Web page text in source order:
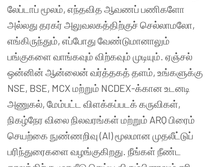
லேப்டாப் மூலம், எந்தவித ஆவணப் பணிகளோ
அல்லது தரகர் அலுவலகத்திற்குச் செல்லாமலோ,
எங்கிருந்தும், எப்போது வேண்டுமானாலும்
பங்குகளை வாங்கவும் விற்கவும் முடியும். ஏஞ்சல்
ஒன்னின் ஆன்லைன் வர்த்தகத் தளம், உங்களுக்கு
NSE, BSE, MCX மற்றும் NCDEX-க்கான உடனடி
அணுகல், மேம்பட்ட விளக்கப்படக் கருவிகள்,
நிகழ்நேர விலை நிலவரங்கள் மற்றும் ARQ பிரைம்
செயற்கை நுண்ணறிவு (AI) மூலமான முதலீட்டுப்
பரிந்துரைகளை வழங்குகிறது. நீங்கள் நீண்ட